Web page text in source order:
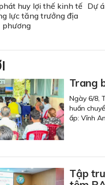
huy lợi thế kinh tế
lực tăng trưởng địa
phương
Dự
Trang
Ngày 6/8,
huấn
ấp: Vĩnh
Tập